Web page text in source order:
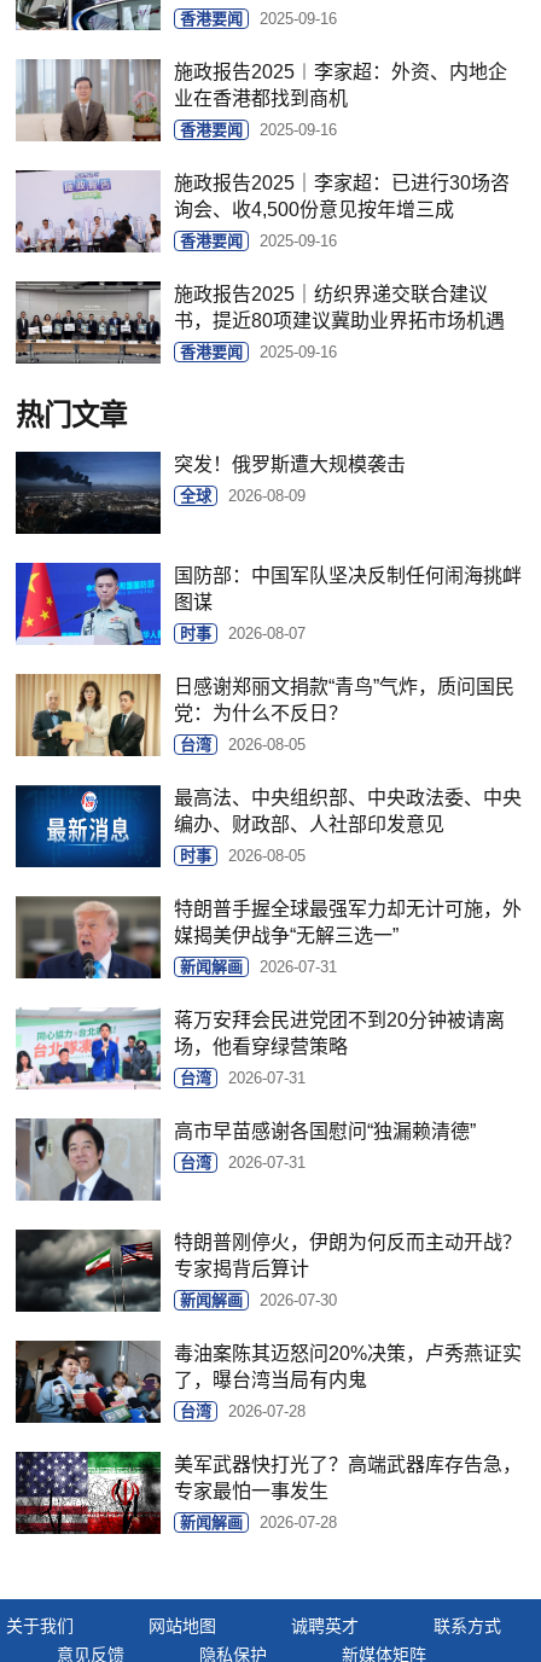
香港要闻 2025-09-16
施政报告2025︱李家超：外资、内地企
业在香港都找到商机
香港要闻 2025-09-16
施政报告2025｜李家超：已进行30场咨
询会、收4,500份意见按年增三成
香港要闻 2025-09-16
施政报告2025｜纺织界递交联合建议
书，提近80项建议冀助业界拓市场机遇
香港要闻 2025-09-16
热门文章
突发！俄罗斯遭大规模袭击
全球 2026-08-09
国防部：中国军队坚决反制任何闹海挑衅
图谋
时事 2026-08-07
日感谢郑丽文捐款“青鸟”气炸，质问国民
党：为什么不反日？
台湾 2026-08-05
最高法、中央组织部、中央政法委、中央
编办、财政部、人社部印发意见
时事 2026-08-05
特朗普手握全球最强军力却无计可施，外
媒揭美伊战争“无解三选一”
新闻解画 2026-07-31
蒋万安拜会民进党团不到20分钟被请离
场，他看穿绿营策略
台湾 2026-07-31
高市早苗感谢各国慰问“独漏赖清德”
台湾 2026-07-31
特朗普刚停火，伊朗为何反而主动开战？
专家揭背后算计
新闻解画 2026-07-30
毒油案陈其迈怒问20%决策，卢秀燕证实
了，曝台湾当局有内鬼
台湾 2026-07-28
美军武器快打光了？高端武器库存告急，
专家最怕一事发生
新闻解画 2026-07-28
关于我们 网站地图 诚聘英才
联系方式
意见反馈
隐私保护 新媒体矩阵